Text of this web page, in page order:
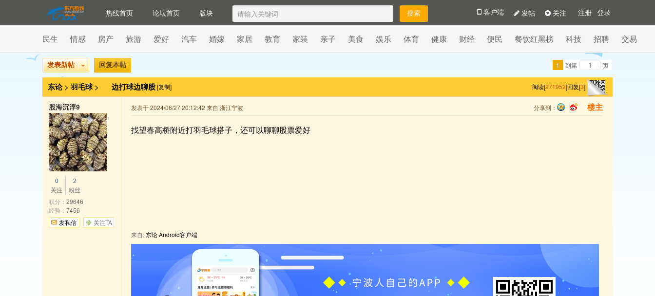
热线首页 论坛首页 版块 注册 登录
关注
发帖
客户端
民生 情感 房产 旅游 爱好 汽车 婚嫁 家居 教育 家装 亲子 美食 娱乐 体育 健康 财经 便民 餐饮红黑榜 科技 招聘 交易
发表新帖 回复本帖 1 到第 页
东论 > 羽毛球 > 边打球边聊股[复制] 阅读[271952]回复[3]
发表于 2024/06/27 20:12:42 来自 浙江宁波 楼主
分享到：
qq
sina
找望春高桥附近打羽毛球搭子，还可以聊聊股票爱好
来自:东论 Android客户端
股海沉浮9
0
关注
2
粉丝
积分： 29646
经验： 7456
发私信
关注TA